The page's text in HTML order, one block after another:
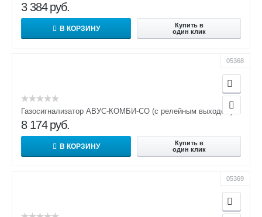
3 384 руб.
В КОРЗИНУ
Купить в
один клик
05368
Газосигнализатор АВУС-КОМБИ-СО (с релейным выходом)
8 174 руб.
В КОРЗИНУ
Купить в
один клик
05369